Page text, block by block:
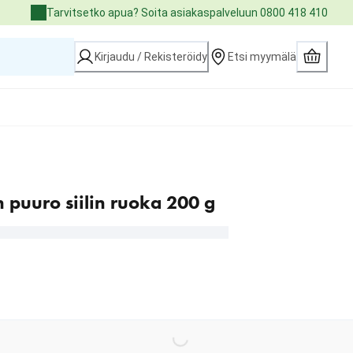
Tarvitsetko apua? Soita asiakaspalveluun 0800 418 410
Kirjaudu / Rekisteröidy Etsi myymälä
puuro siilin ruoka 200 g
Loading...